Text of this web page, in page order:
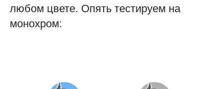
любом цвете. Опять тестируем на
монохром: